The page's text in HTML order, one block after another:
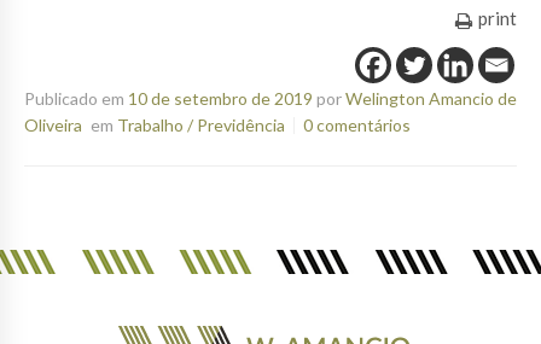
print
Publicado em 10 de setembro de 2019 porWelington Amancio de
Oliveira em Trabalho / Previdência 0 comentários